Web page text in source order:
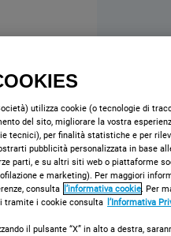
utilizza cookie (o tecnologie di
del sito, migliorare la vostra
tecnici), per finalità statistiche e per
pubblicità personalizzata in base
parti, e su altri siti web o piattaforme
e marketing). Per maggiori
consulta l’informativa cookie. Per
tramite i cookie consulta l’Informativa
il pulsante “X” in alto a destra,